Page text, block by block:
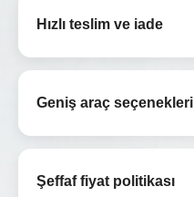
Hızlı teslim ve iade
Geniş araç seçenekleri
Şeffaf fiyat politikası